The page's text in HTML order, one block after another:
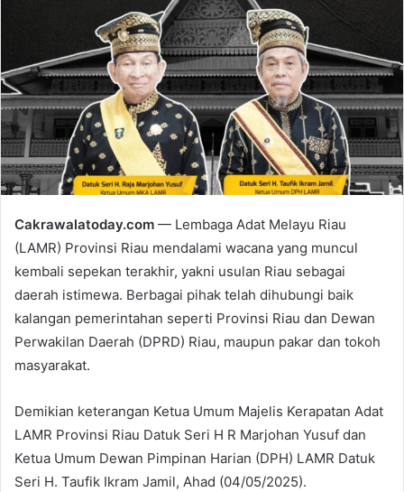
e
m
a
i
Cakrawalatoday.com — Lembaga Adat Melayu Riau
(LAMR) Provinsi Riau mendalami wacana yang muncul
kembali sepekan terakhir, yakni usulan Riau sebagai
daerah istimewa. Berbagai pihak telah dihubungi baik
kalangan pemerintahan seperti Provinsi Riau dan Dewan
Perwakilan Daerah (DPRD) Riau, maupun pakar dan tokoh
masyarakat.
Demikian keterangan Ketua Umum Majelis Kerapatan Adat
LAMR Provinsi Riau Datuk Seri H R Marjohan Yusuf dan
Ketua Umum Dewan Pimpinan Harian (DPH) LAMR Datuk
Seri H. Taufik Ikram Jamil, Ahad (04/05/2025).